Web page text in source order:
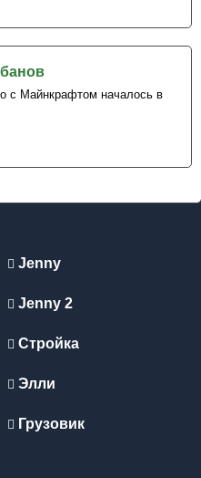
с Майнкрафтом началось в
Jenny
Jenny 2
Стройка
Элли
Грузовик